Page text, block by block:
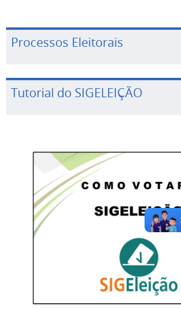
Processos Eleitorais
Tutorial do SIGELEIÇÃO